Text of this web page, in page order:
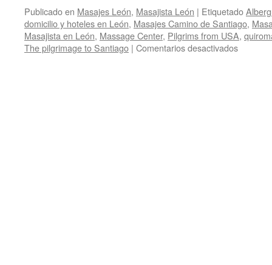
Publicado en Masajes León, Masajista León | Etiquetado
domicilio y hoteles en León, Masajes Camino de Santiago,
Masajista en León, Massage Center, Pilgrims from USA,
The pilgrimage to Santiago | Comentarios desactivadosen